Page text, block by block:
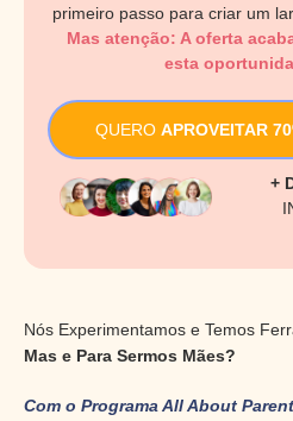
primeiro passo para criar um
Mas atenção: A oferta
esta
QUERO APROVEITAR
+
Nós Experimentamos e Temos
Mas e Para Sermos Mães?
Com o Programa All About